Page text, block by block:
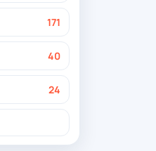
171
40
24